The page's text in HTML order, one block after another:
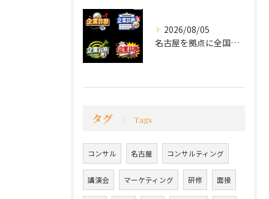
2026/08/05
名古屋を拠点に全国で活動する 経営コンサルタントの 毛利京申...
タグ Tags
コンサル 名古屋 コンサルティング
講演会 マーケティング 研修 面接